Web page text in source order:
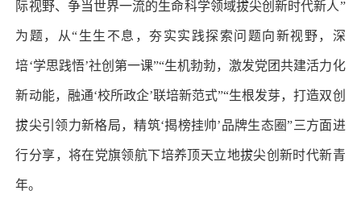
际视野、争当世界一流的生命科学领域拔尖创新时代新人”
为题，从“生生不息，夯实实践探索问题向新视野，深
培‘学思践悟’社创第一课”“生机勃勃，激发党团共建活力化
新动能，融通‘校所政企’联培新范式”“生根发芽，打造双创
拔尖引领力新格局，精筑‘揭榜挂帅’品牌生态圈”三方面进
行分享，将在党旗领航下培养顶天立地拔尖创新时代新青
年。